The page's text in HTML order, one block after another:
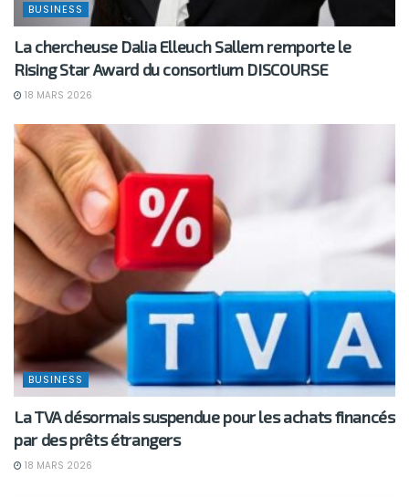
BUSINESS
La chercheuse Dalia Elleuch Sallem remporte le
Rising Star Award du consortium DISCOURSE
18 MARS 2026
BUSINESS
La TVA désormais suspendue pour les achats financés
par des prêts étrangers
18 MARS 2026